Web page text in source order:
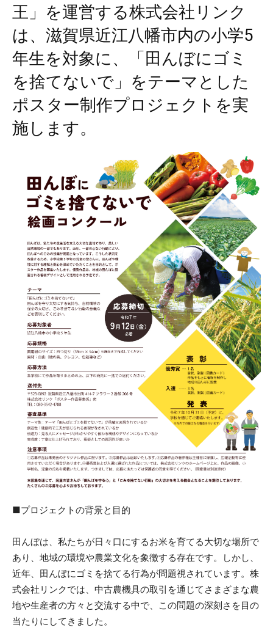
王」を運営する株式会社リンク
は、滋賀県近江八幡市内の小学5
年生を対象に、「田んぼにゴミ
を捨てないで」をテーマとした
ポスター制作プロジェクトを実
施します。
■プロジェクトの背景と目的
田んぼは、私たちが日々口にするお米を育てる大切な場所で
あり、地域の環境や農業文化を象徴する存在です。しかし、
近年、田んぼにゴミを捨てる行為が問題視されています。株
式会社リンクでは、中古農機具の取引を通じてさまざまな農
地や生産者の方々と交流する中で、この問題の深刻さを目の
当たりにしてきました。